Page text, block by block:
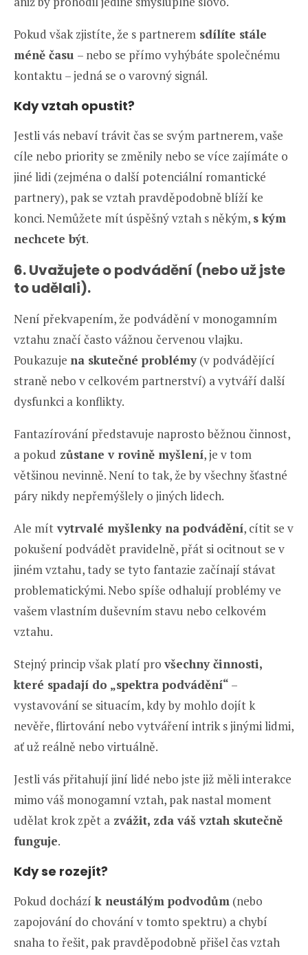
Pokud však zjistíte, že s partnerem sdílíte stále
méně času – nebo se přímo vyhýbáte společnému
kontaktu – jedná se o varovný signál.
Kdy vztah opustit?
Jestli vás nebaví trávit čas se svým partnerem, vaše
cíle nebo priority se změnily nebo se více zajímáte o
jiné lidi (zejména o další potenciální romantické
partnery), pak se vztah pravděpodobně blíží ke
konci. Nemůžete mít úspěšný vztah s někým, s kým
nechcete být.
6. Uvažujete o podvádění (nebo už jste
to udělali).
Není překvapením, že podvádění v monogamním
vztahu značí často vážnou červenou vlajku.
Poukazuje na skutečné problémy(v podvádějící
straně nebo v celkovém partnerství) a vytváří další
dysfunkci a konflikty.
Fantazírování představuje naprosto běžnou činnost,
a pokud zůstane v rovině myšlení, je v tom
většinou nevinně. Není to tak, že by všechny šťastné
páry nikdy nepřemýšlely o jiných lidech.
Ale mít vytrvalé myšlenky na podvádění, cítit se v
pokušení podvádět pravidelně, přát si ocitnout se v
jiném vztahu, tady se tyto fantazie začínají stávat
problematickými. Nebo spíše odhalují problémy ve
vašem vlastním duševním stavu nebo celkovém
vztahu.
Stejný princip však platí pro všechny činnosti,
které spadají do „spektra podvádění“ –
vystavování se situacím, kdy by mohlo dojít k
nevěře, flirtování nebo vytváření intrik s jinými lidmi,
ať už reálně nebo virtuálně.
Jestli vás přitahují jiní lidé nebo jste již měli interakce
mimo váš monogamní vztah, pak nastal moment
udělat krok zpět a zvážit, zda váš vztah skutečně
funguje.
Kdy se rozejít?
Pokud dochází k neustálým podvodům (nebo
zapojování do chování v tomto spektru) a chybí
snaha to řešit, pak pravděpodobně přišel čas vztah